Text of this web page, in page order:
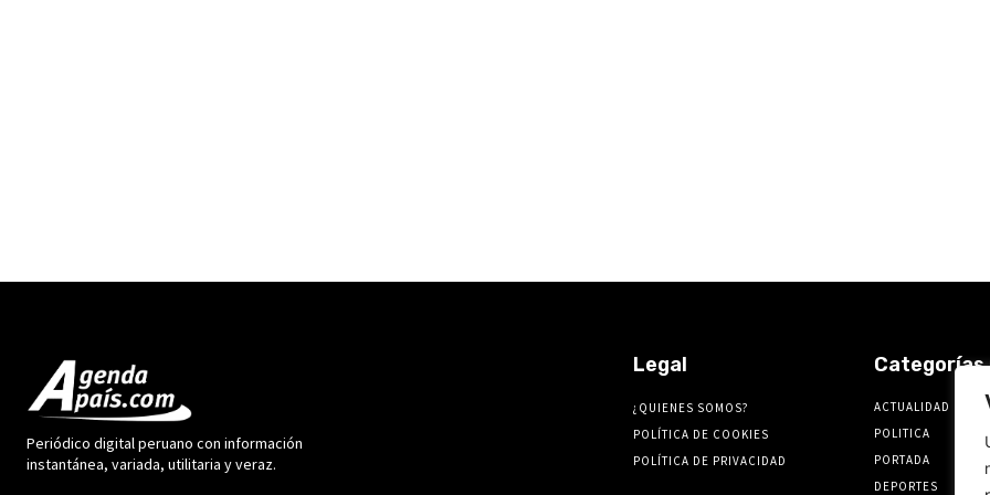
Periódico digital peruano con información
instantánea, variada, utilitaria y veraz.
Legal
¿QUIENES SOMOS?
POLÍTICA DE COOKIES
POLÍTICA DE PRIVACIDAD
Categorías
ACTUALIDAD
POLITICA
PORTADA
DEPORTES